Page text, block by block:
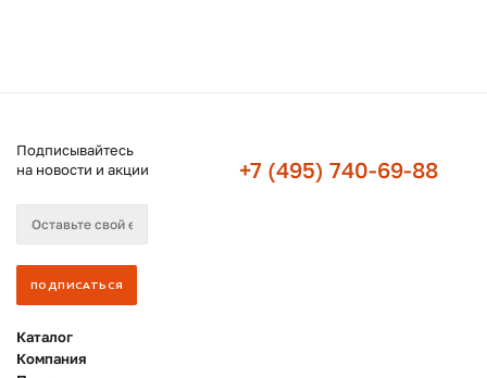
Подписывайтесь
на новости и акции
+7 (495) 740-69-88
Каталог
Компания